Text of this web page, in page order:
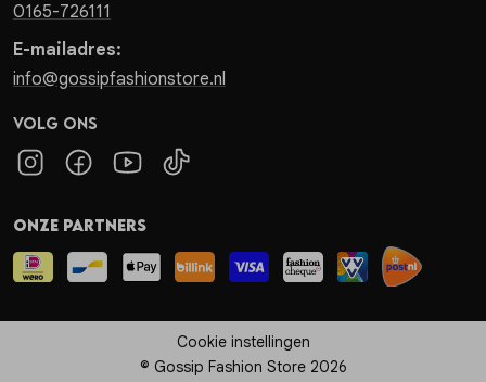
0165-726111
E-mailadres:
info@gossipfashionstore.nl
Volg ons
Onze partners
Cookie instellingen
© Gossip Fashion Store 2026